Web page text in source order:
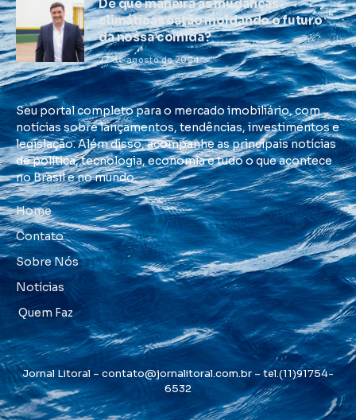
De que maneira as mudanças
climáticas estão moldando o futuro
da nossa comida?
27 de agosto de 2024
Seu portal completo para o mercado imobiliário, com
notícias sobre lançamentos, tendências, investimentos e
legislação. Além disso, acompanhe as principais notícias
de política, tecnologia, economia e tudo o que acontece
no Brasil e no mundo.
Home
Contato
Sobre Nós
Notícias
Quem Faz
Jornal Litoral – contato@jornalitoral.com.br – tel.(11)91754-
6532